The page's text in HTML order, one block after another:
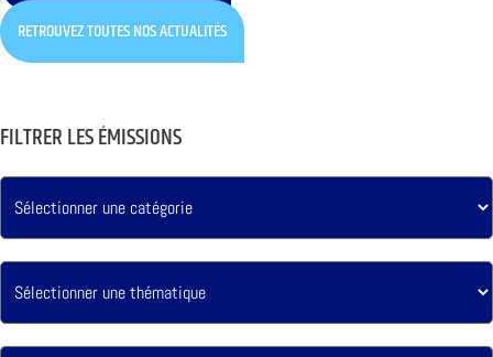
RETROUVEZ TOUTES NOS ACTUALITÉS
FILTRER LES ÉMISSIONS